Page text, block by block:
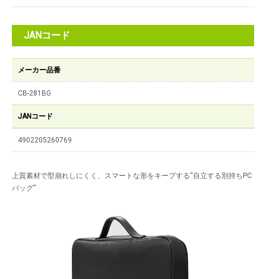
JANコード
メーカー品番
CB-281BG
JANコード
4902205260769
上質素材で型崩れしにくく、スマートな形をキープする“自立する別持ちPC
バッグ”